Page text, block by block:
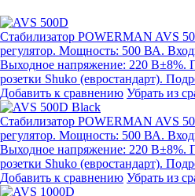
Стабилизатор POWERMAN AVS
регулятор. Мощность: 500 ВА.
Выходное напряжение: 220 В±8%.
розетки Shuko (евростандарт).
Добавить к сравнению Убрать из
Стабилизатор POWERMAN AVS
регулятор. Мощность: 500 ВА.
Выходное напряжение: 220 В±8%.
розетки Shuko (евростандарт).
Добавить к сравнению Убрать из